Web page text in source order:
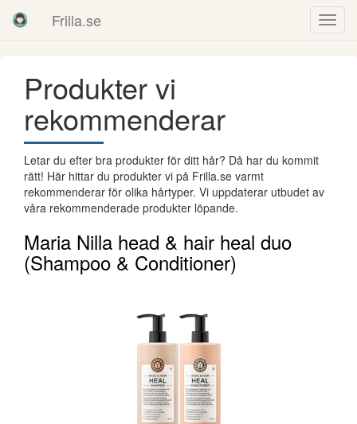
Frilla.se
Produkter vi
rekommenderar
Letar du efter bra produkter för ditt hår? Då har du kommit
rätt! Här hittar du produkter vi på Frilla.se varmt
rekommenderar för olika hårtyper. Vi uppdaterar utbudet av
våra rekommenderade produkter löpande.
Maria Nilla head & hair heal duo
(Shampoo & Conditioner)